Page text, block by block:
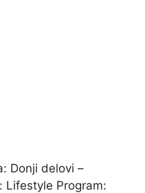
Donji delovi –
Lifestyle Program: